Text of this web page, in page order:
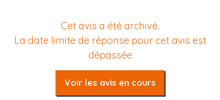
Cet avis a été archivé.
La date limite de réponse pour cet avis est
dépassée
Voir les avis en cours